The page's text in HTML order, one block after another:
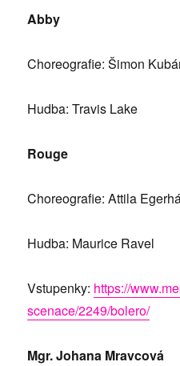
Abby
Choreografie: Šimon
Hudba: Travis Lake
Rouge
Choreografie: Attila
Hudba: Maurice Ravel
Vstupenky: https://
scenace/2249/bolero/
Mgr. Johana Mravcová